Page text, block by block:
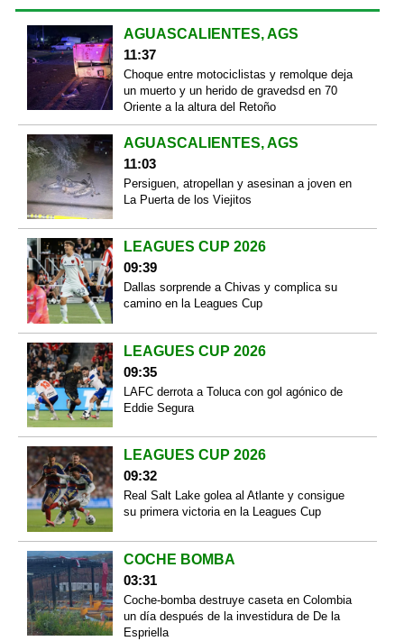
AGUASCALIENTES, AGS
11:37
Choque entre motociclistas y remolque deja
un muerto y un herido de gravedsd en 70
Oriente a la altura del Retoño
AGUASCALIENTES, AGS
11:03
Persiguen, atropellan y asesinan a joven en
La Puerta de los Viejitos
LEAGUES CUP 2026
09:39
Dallas sorprende a Chivas y complica su
camino en la Leagues Cup
LEAGUES CUP 2026
09:35
LAFC derrota a Toluca con gol agónico de
Eddie Segura
LEAGUES CUP 2026
09:32
Real Salt Lake golea al Atlante y consigue
su primera victoria en la Leagues Cup
COCHE BOMBA
03:31
Coche-bomba destruye caseta en Colombia
un día después de la investidura de De la
Espriella